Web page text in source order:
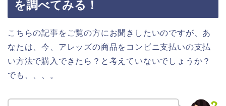
を調べてみる！
こちらの記事をご覧の方にお聞きしたいのですが、あ
なたは、今、アレッズの商品をコンビニ支払いの支払
い方法で購入できたら？と考えていないでしょうか？
でも、、、。